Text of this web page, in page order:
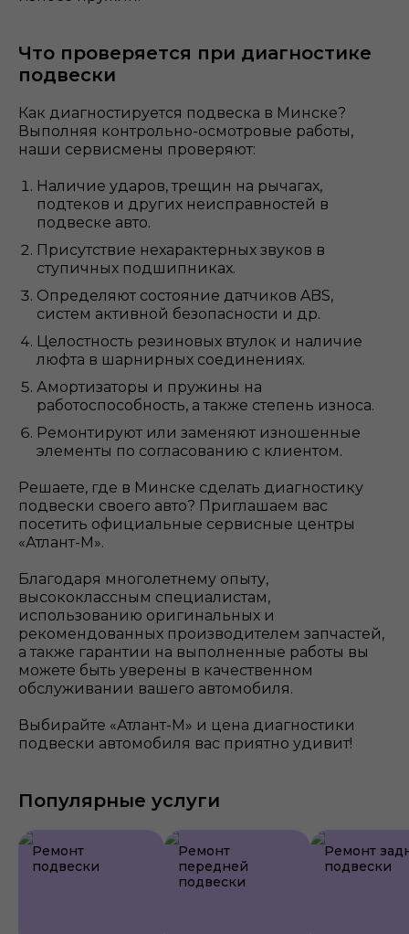
Что проверяется при диагностике
подвески
Как диагностируется подвеска в Минске?
Выполняя контрольно-осмотровые работы,
наши сервисмены проверяют:
Наличие ударов, трещин на рычагах,
подтеков и других неисправностей в
подвеске авто.
Присутствие нехарактерных звуков в
ступичных подшипниках.
Определяют состояние датчиков ABS,
систем активной безопасности и др.
Целостность резиновых втулок и наличие
люфта в шарнирных соединениях.
Амортизаторы и пружины на
работоспособность, а также степень износа.
Ремонтируют или заменяют изношенные
элементы по согласованию с клиентом.
Решаете, где в Минске сделать диагностику
подвески своего авто? Приглашаем вас
посетить официальные сервисные центры
«Атлант-М».
Благодаря многолетнему опыту,
высококлассным специалистам,
использованию оригинальных и
рекомендованных производителем запчастей,
а также гарантии на выполненные работы вы
можете быть уверены в качественном
обслуживании вашего автомобиля.
Выбирайте «Атлант-М» и цена диагностики
подвески автомобиля вас приятно удивит!
Популярные услуги
Ремонт
подвески
Ремонт
передней
подвески
Ремонт
подвески